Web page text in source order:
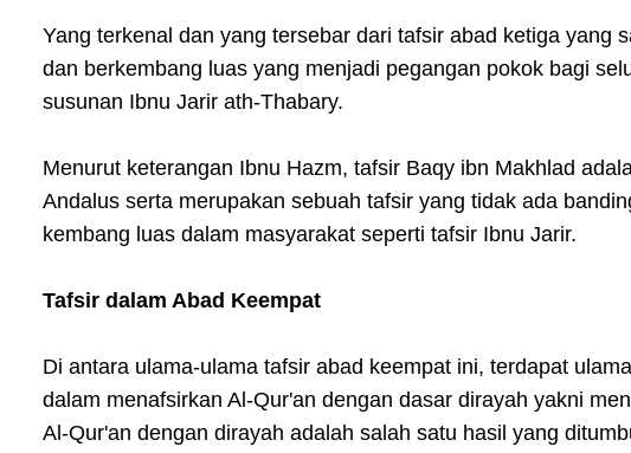
Yang terkenal dan yang tersebar dari tafsir abad ketiga yang
dan berkembang luas yang menjadi pegangan pokok bagi
susunan Ibnu Jarir ath-Thabary.
Menurut keterangan Ibnu Hazm, tafsir Baqy ibn Makhlad
Andalus serta merupakan sebuah tafsir yang tidak ada
kembang luas dalam masyarakat seperti tafsir Ibnu Jarir.
Tafsir dalam Abad Keempat
Di antara ulama-ulama tafsir abad keempat ini, terdapat
dalam menafsirkan Al-Qur'an dengan dasar dirayah yakni
Al-Qur'an dengan dirayah adalah salah satu hasil yang